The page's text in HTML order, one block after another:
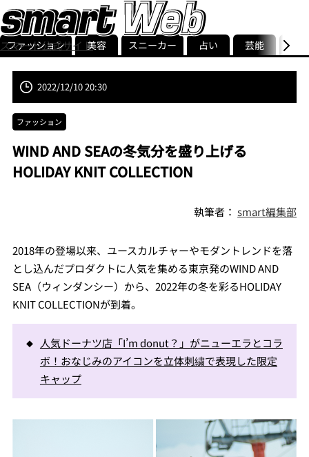
スマート公式サイト
smart最新号
記事一覧ランキング
ストリ
ファッション 美容 スニーカー 占い 芸能 グル
2022/12/10 20:30
ファッション
WIND AND SEAの冬気分を盛り上げる
HOLIDAY KNIT COLLECTION
執筆者：smart編集部
2018年の登場以来、ユースカルチャーやモダントレンドを落
とし込んだプロダクトに人気を集める東京発のWIND AND
SEA（ウィンダンシー）から、2022年の冬を彩るHOLIDAY
KNIT COLLECTIONが到着。
人気ドーナツ店「I’m donut？」がニューエラとコラ
ボ！おなじみのアイコンを立体刺繍で表現した限定
キャップ